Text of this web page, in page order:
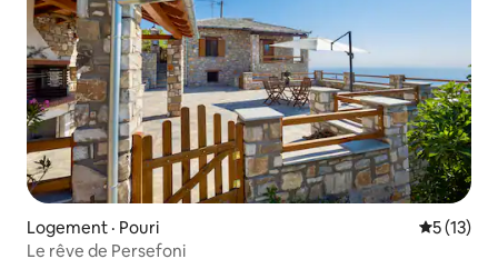
Logement · Pouri Note
5 (13)
Le rêve de Persefoni